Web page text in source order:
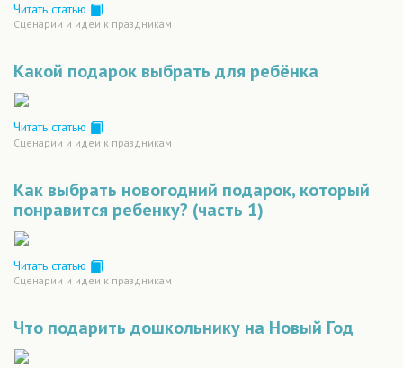
Читать статью
Сценарии и идеи к праздникам
Какой подарок выбрать для ребёнка
Читать статью
Сценарии и идеи к праздникам
Как выбрать новогодний подарок, который
понравится ребенку? (часть 1)
Читать статью
Сценарии и идеи к праздникам
Что подарить дошкольнику на Новый Год